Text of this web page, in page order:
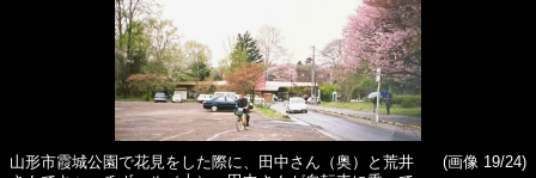
山形市霞城公園で花見をした際に、田中さん（奥）と荒井
(画像 19/24)